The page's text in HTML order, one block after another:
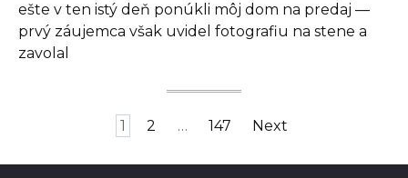
ešte v ten istý deň ponúkli môj dom na predaj —
prvý záujemca však uvidel fotografiu na stene a
zavolal
1 2 … 147 Next